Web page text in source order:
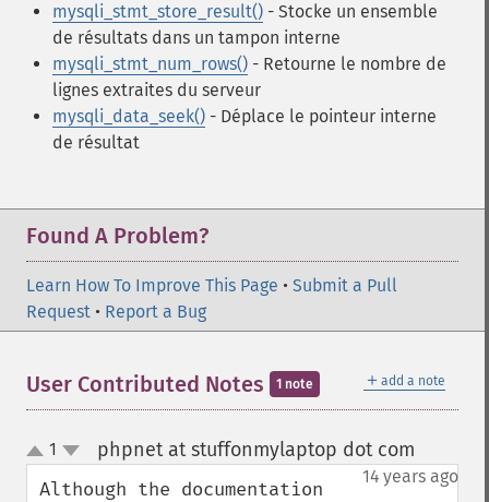
mysqli_stmt_store_result() - Stocke un ensemble
de résultats dans un tampon interne
mysqli_stmt_num_rows() - Retourne le nombre de
lignes extraites du serveur
mysqli_data_seek() - Déplace le pointeur interne
de résultat
Found A Problem?
Learn How To Improve This Page • Submit a Pull
Request • Report a Bug
＋ add a note
User Contributed Notes 1 note
up
down
1 phpnet at stuffonmylaptop dot com
14 years ago
Although the documentation